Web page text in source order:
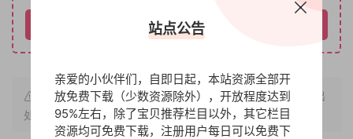
请先登录
原文链接：https://www.bbfx.cc/297.html，转载请注明出
处。
站点公告
亲爱的小伙伴们，自即日起，本站资源全部开
放免费下载（少数资源除外），开放程度达到
95%左右，除了宝贝推荐栏目以外，其它栏目
资源均可免费下载，注册用户每日可以免费下